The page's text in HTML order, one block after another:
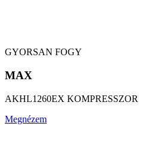
GYORSAN FOGY
MAX
AKHL1260EX KOMPRESSZOR
Megnézem